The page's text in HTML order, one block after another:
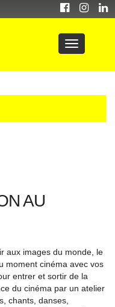
AU
aux images du monde, le
moment cinéma avec vos
entrer et sortir de la
du cinéma par un atelier
chants, danses,